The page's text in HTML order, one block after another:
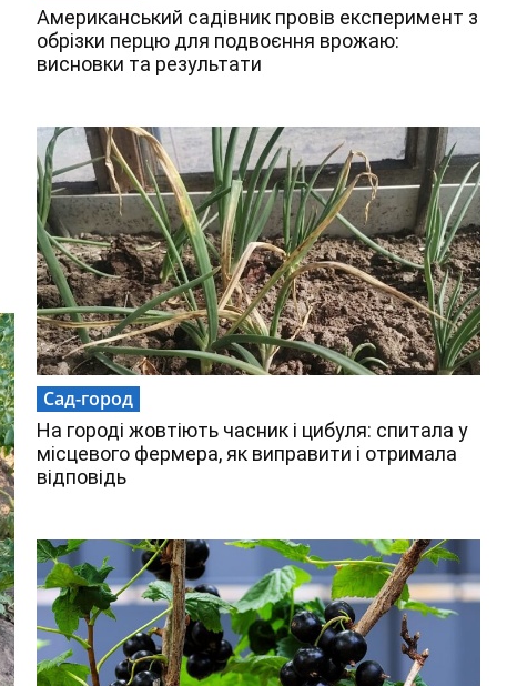
Американський садівник провів експеримент з
обрізки перцю для подвоєння врожаю:
висновки та результати
Сад-город
На городі жовтіють часник і цибуля: спитала у
місцевого фермера, як виправити і отримала
відповідь